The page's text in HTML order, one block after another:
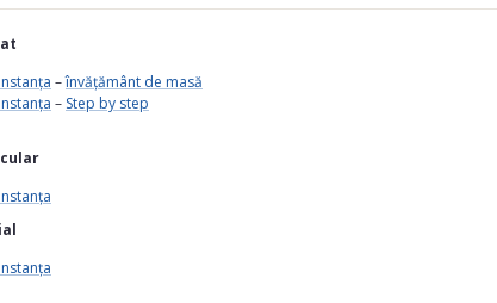
–învățământ de masă
– Step by step